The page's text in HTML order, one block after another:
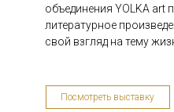
Посмотреть выставку
объединения YOLKA art
литературное
свой взгляд на тему